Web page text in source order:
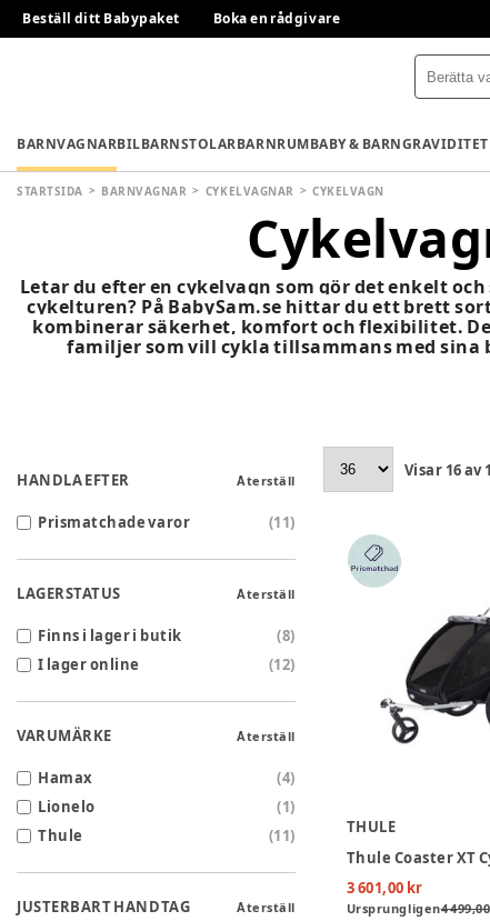
Beställ ditt Babypaket Boka en rådgivare
BARNVAGNARBILBARNSTOLARBARNRUMBABY & BARN
STARTSIDA BARNVAGNAR CYKELVAGNAR CYKELVAGN
Letar du efter en cykelvagn som gör det enkelt
cykelturen? På BabySam.se hittar du ett brett
kombinerar säkerhet, komfort och flexibilitet.
familjer som vill cykla tillsammans med sina
HANDLA EFTER Återställ
Prismatchade varor (11)
LAGERSTATUS Återställ
Finns i lager i butik (8)
I lager online
(12)
VARUMÄRKE Återställ
Hamax (4)
Lionelo
(1)
Thule
(11)
JUSTERBART HANDTAG Återställ
Visar 16av
THULE
3 601,00 kr
Ursprungligen4